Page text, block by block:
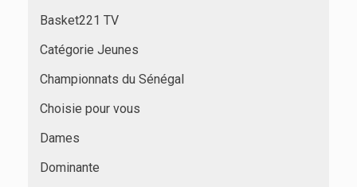
Basket221 TV
Catégorie Jeunes
Championnats du Sénégal
Choisie pour vous
Dames
Dominante